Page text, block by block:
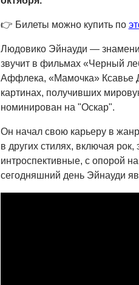
👉 Билеты можно купить по
Людовико Эйнауди —
звучит в фильмах «Черный
Аффлека, «Мамочка» Ксавье
картинах, получивших
номинирован на "Оскар".
Он начал свою карьеру в
в других стилях, включая
интроспективные, с опорой
сегодняшний день Эйнауди